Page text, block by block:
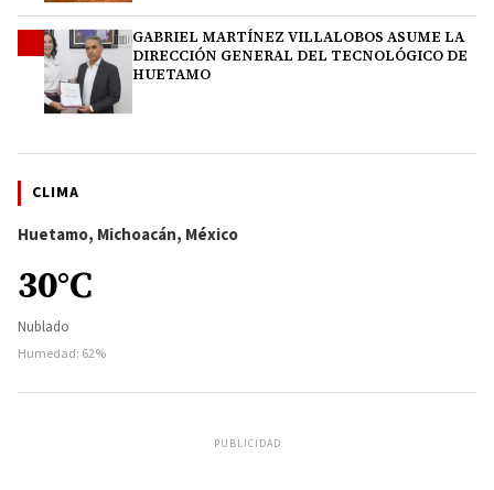
GABRIEL MARTÍNEZ VILLALOBOS ASUME LA
DIRECCIÓN GENERAL DEL TECNOLÓGICO DE
HUETAMO
CLIMA
Huetamo, Michoacán, México
30°C
Nublado
Humedad: 62%
PUBLICIDAD